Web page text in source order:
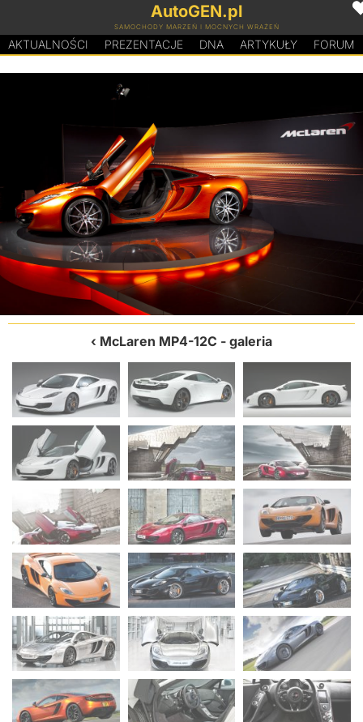
AutoGEN.pl
SAMOCHODY MARZEŃ I MOCNYCH WRAŻEŃ
AKTUALNOŚCI PREZENTACJE DNA ARTYKUŁY FORUM
McLaren MP4-12C - galeria